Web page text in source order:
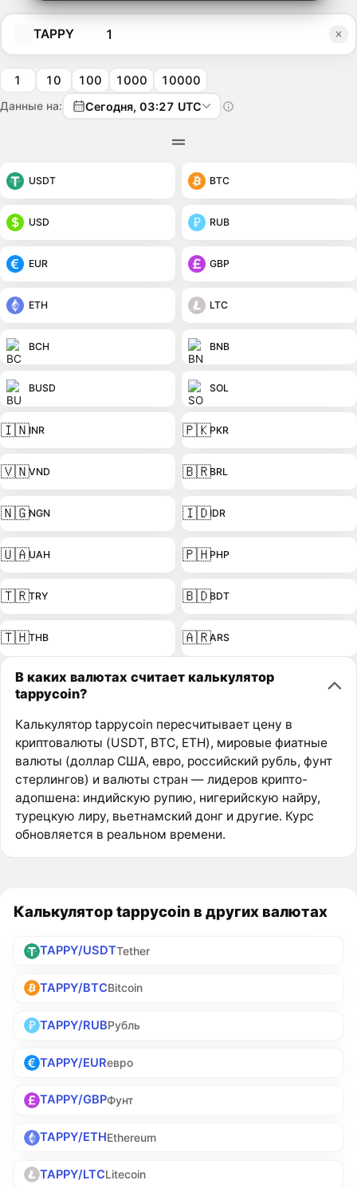
TAPPY
1 10 100 1000 10000
Данные на: Сегодня, 03:27 UTC
USDT BTC
USD RUB
EUR GBP
ETH LTC
BCH BNB
BUSD SOL
🇮🇳INR 🇵🇰PKR
🇻🇳VND 🇧🇷BRL
🇳🇬NGN 🇮🇩IDR
🇺🇦UAH 🇵🇭PHP
🇹🇷TRY 🇧🇩BDT
🇹🇭THB 🇦🇷ARS
В каких валютах считает калькулятор
tappycoin?
Калькулятор tappycoin пересчитывает цену в
криптовалюты (USDT, BTC, ETH), мировые фиатные
валюты (доллар США, евро, российский рубль, фунт
стерлингов) и валюты стран — лидеров крипто-
адопшена: индийскую рупию, нигерийскую найру,
турецкую лиру, вьетнамский донг и другие. Курс
обновляется в реальном времени.
Калькулятор tappycoin в других валютах
TAPPY/USDTTether
TAPPY/BTCBitcoin
TAPPY/RUBРубль
TAPPY/EURевро
TAPPY/GBPФунт
TAPPY/ETHEthereum
TAPPY/LTCLitecoin